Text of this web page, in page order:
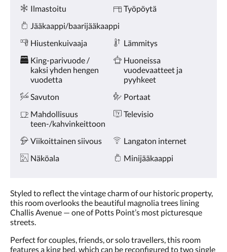
Palvelut
Ilmastoitu
Työpöytä
Jääkaappi/baarijääkaappi
Hiustenkuivaaja
Lämmitys
King-parivuode /
kaksi yhden hengen
vuodetta
Huoneissa
vuodevaatteet ja
pyyhkeet
Savuton
Portaat
Mahdollisuus
teen-/kahvinkeittoon
Televisio
Viikoittainen siivous
Langaton internet
Näköala
Minijääkaappi
Styled to reflect the vintage charm of our historic property,
this room overlooks the beautiful magnolia trees lining
Challis Avenue — one of Potts Point’s most picturesque
streets.
Perfect for couples, friends, or solo travellers, this room
features a king bed, which can be reconfigured to two single